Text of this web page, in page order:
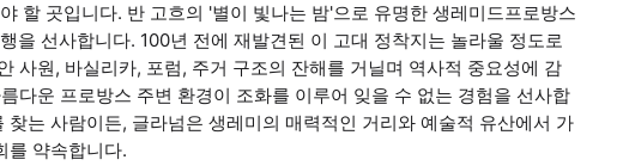
할 곳입니다. 반 고흐의 '별이 빛나는 밤'으로 유명한 생레미드프로방스
을 선사합니다. 100년 전에 재발견된 이 고대 정착지는 놀라울 정도로
사원, 바실리카, 포럼, 주거 구조의 잔해를 거닐며 역사적 중요성에 감
다운 프로방스 주변 환경이 조화를 이루어 잊을 수 없는 경험을 선사합
는 사람이든, 글라넘은 생레미의 매력적인 거리와 예술적 유산에서 가
를 약속합니다.